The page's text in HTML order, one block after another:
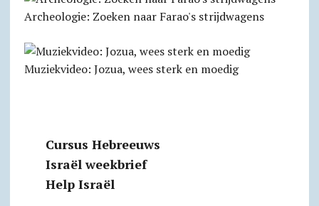
Archeologie: Zoeken naar Farao's strijdwagens
Muziekvideo: Jozua, wees sterk en moedig
Cursus Hebreeuws
Israël weekbrief
Help Israël